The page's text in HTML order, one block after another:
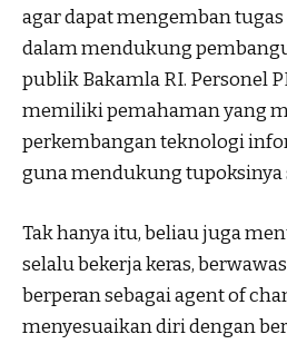
agar dapat mengemban
dalam mendukung
publik Bakamla RI. Personel
memiliki pemahaman yang
perkembangan teknologi
guna mendukung tupoksinya
Tak hanya itu, beliau juga
selalu bekerja keras,
berperan sebagai agent of
menyesuaikan diri dengan